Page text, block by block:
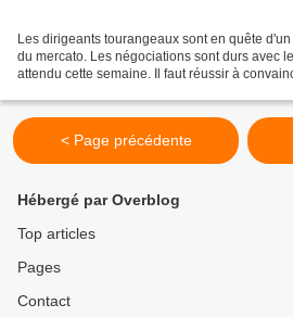
Les dirigeants tourangeaux sont en quête
du mercato. Les négociations sont durs avec
attendu cette semaine. Il faut réussir à
< Page précédente
Hébergé par Overblog
Top articles
Pages
Contact